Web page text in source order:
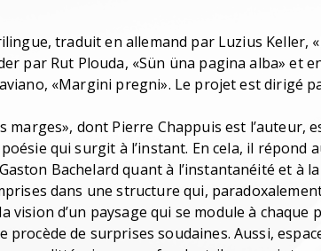
traduit en allemand par Luzius Keller,
par Rut Plouda, «Sün üna pagina alba» et
«Margini pregni». Le projet est dirigé
marges», dont Pierre Chappuis est l’auteur,
qui surgit à l’instant. En cela, il répond
Bachelard quant à l’instantanéité et à la
dans une structure qui,
vision d’un paysage qui se module à chaque
procède de surprises soudaines. Aussi,